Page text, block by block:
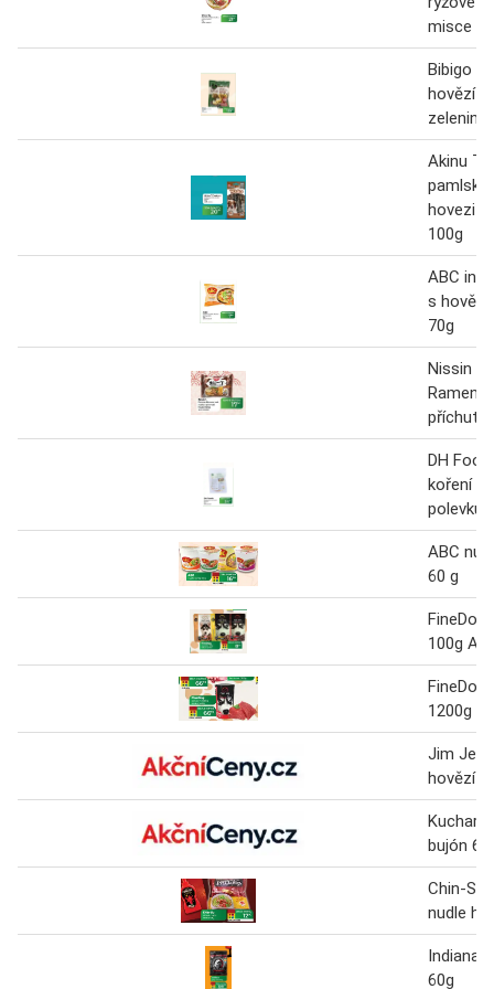
misce
Bibigo
hovězí
Akinu
pamlsky
hovezi
100g
ABC
s hovězí
70g
Nissin
Ramen
příchutí
DH
koření
polevku
ABC
60 g
FineDog
100g
FineDog
1200g
Jim
hovězí
bujón
Chin-Su
nudle
Indiana
60g